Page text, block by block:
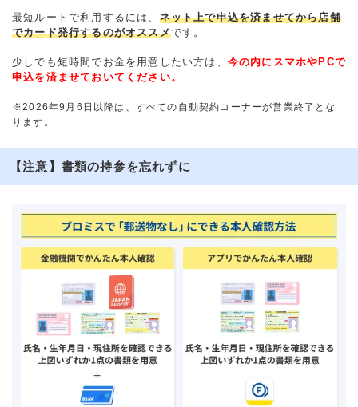
最短ルートで利用するには、 ネット上で申込を済ませてから店舗
でカード発行するのがオススメです。
少しでも短時間でお金を用意したい方は、 今の内にスマホやPCで
申込を済ませておいてください。
※2026年9月6日以降は、すべての自動契約コーナーが営業終了とな
ります。
【注意】書類の持参を忘れずに